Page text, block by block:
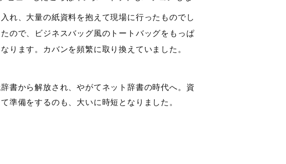
れ、大量の紙資料を抱えて現場に行ったものでし
ので、ビジネスバッグ風のトートバッグをもっぱ
ります。カバンを頻繁に取り換えていました。
書から解放され、やがてネット辞書の時代へ。資
準備をするのも、大いに時短となりました。